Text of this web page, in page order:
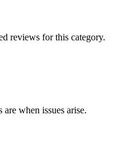
reviews for this category.
when issues arise.